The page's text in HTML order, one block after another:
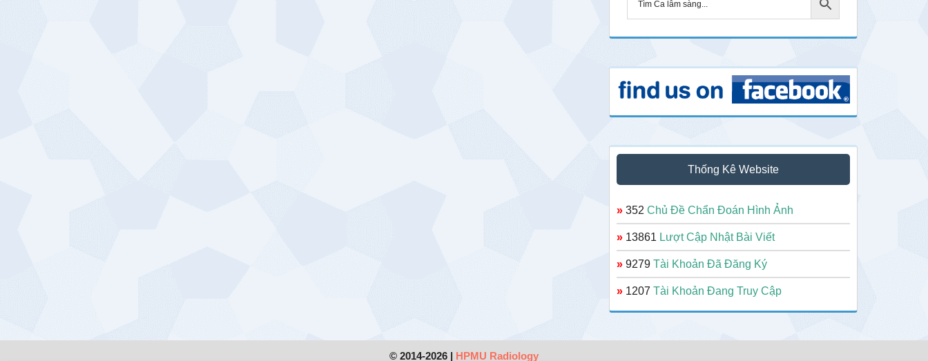
Thống Kê Website
» 352 Chủ Đề Chẩn Đoán Hình Ảnh
» 13861 Lượt Cập Nhật Bài Viết
» 9279 Tài Khoản Đã Đăng Ký
» 1207 Tài Khoản Đang Truy Cập
© 2014-2026 | HPMU Radiology